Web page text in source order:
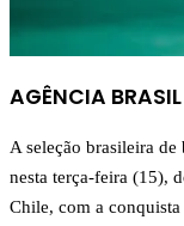
AGÊNCIA BRASIL
A seleção brasileira
nesta terça-feira (15),
Chile, com a